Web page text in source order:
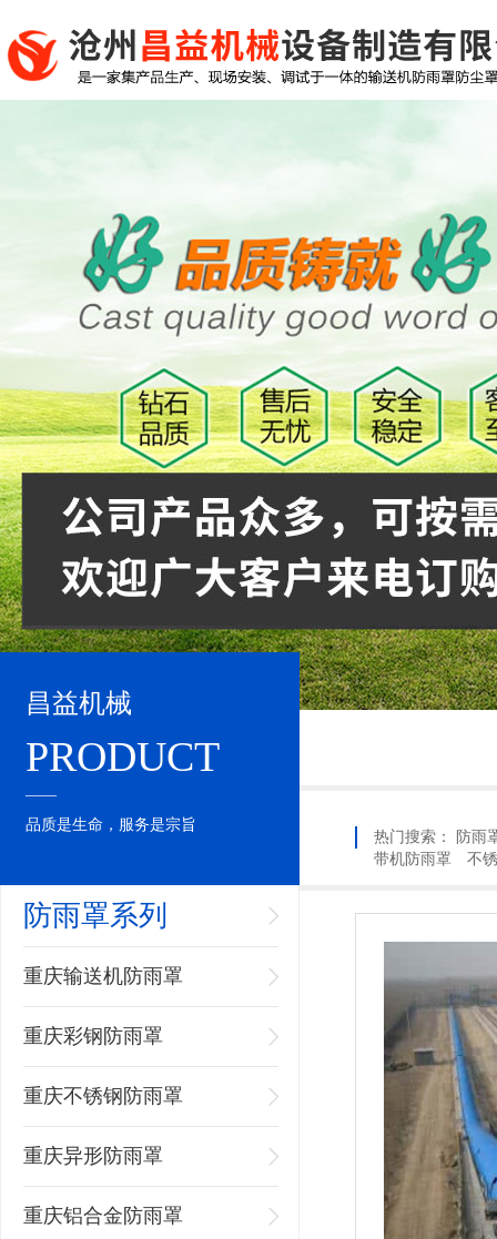
昌益机械
PRODUCT
品质是生命，服务是宗旨
防雨罩系列
重庆输送机防雨罩
重庆彩钢防雨罩
重庆不锈钢防雨罩
重庆异形防雨罩
重庆铝合金防雨罩
热门搜索：
防雨
带机防雨罩
不